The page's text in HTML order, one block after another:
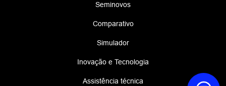
Seminovos
Comparativo
Simulador
Inovação e Tecnologia
Assistência técnica